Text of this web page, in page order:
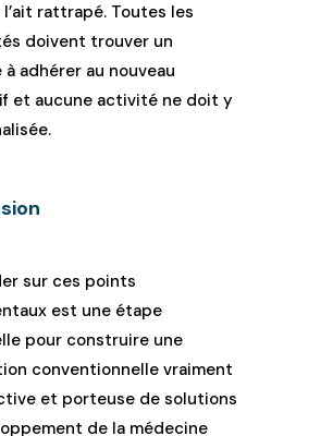
rattrapé. Toutes les
doivent trouver un
adhérer au nouveau
et aucune activité ne doit y
sur ces points
est une étape
pour construire une
conventionnelle vraiment
et porteuse de solutions
de la médecine